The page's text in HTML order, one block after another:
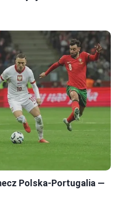
Polska-Portugalia —